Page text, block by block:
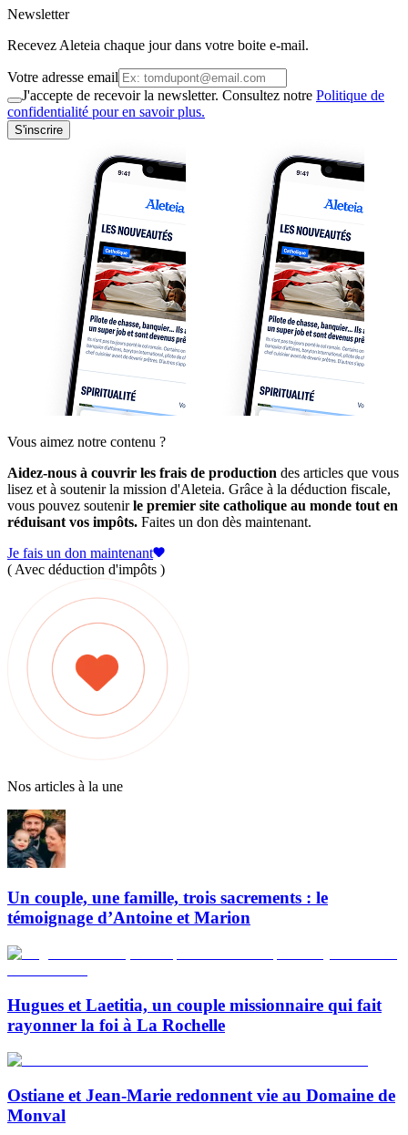
Newsletter
Recevez Aleteia chaque jour dans votre boite e-mail.
Votre adresse email
J'accepte de recevoir la newsletter. Consultez notre Politique de
confidentialité pour en savoir plus.
S'inscrire
Vous aimez notre contenu ?
Aidez-nous à couvrir les frais de production des articles que vous
lisez et à soutenir la mission d'Aleteia. Grâce à la déduction fiscale,
vous pouvez soutenirle premier site catholique au monde tout en
réduisant vos impôts. Faites un don dès maintenant.
Je fais un don maintenant
( Avec déduction d'impôts )
Nos articles à la une
Un couple, une famille, trois sacrements : le
témoignage d’Antoine et Marion
Hugues et Laetitia, un couple missionnaire qui fait
rayonner la foi à La Rochelle
Ostiane et Jean-Marie redonnent vie au Domaine de
Monval